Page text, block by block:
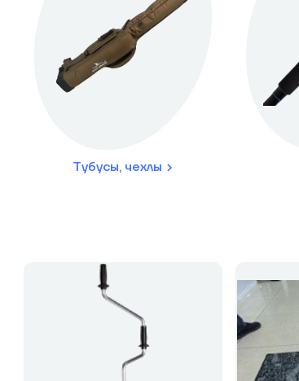
Тубусы, чехлы